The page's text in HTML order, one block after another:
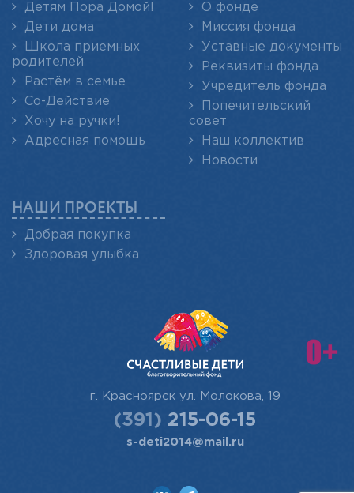
Детям Пора Домой!
Дети дома
Школа приемных
родителей
Растём в семье
Со-Действие
Хочу на ручки!
Адресная помощь
О фонде
Миссия фонда
Уставные документы
Реквизиты фонда
Учредитель фонда
Попечительский
совет
Наш коллектив
Новости
НАШИ ПРОЕКТЫ
Добрая покупка
Здоровая улыбка
г. Красноярск ул. Молокова, 19
(391) 215-06-15
s-deti2014@mail.ru